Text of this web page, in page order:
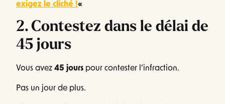
exigez le cliché !«
2. Contestez dans le délai de
45 jours
Vous avez 45 jours pour contester l’infraction.
Pas un jour de plus.